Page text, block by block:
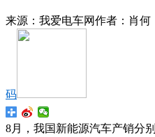
来源： 我爱电车网作者： 肖何
码
8月，我国新能源汽车产销分